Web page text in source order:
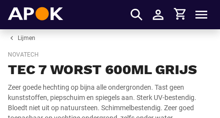
Inloggen
Winkelmandje
Lijmen
NOVATECH
TEC 7 WORST 600ML GRIJS
Zeer goede hechting op bijna alle ondergronden. Tast geen
kunststoffen, piepschuim en spiegels aan. Sterk UV-bestendig.
Bloedt niet uit op natuursteen. Schimmelbestendig. Zeer goed